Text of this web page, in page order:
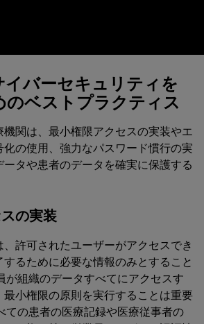
イバーセキュリティを
のベストプラクティス
関は、最小権限アクセスの実装やエ
化の使用、強力なパスワード慣行の実
タや患者のデータを確実に保護する
の実装
、許可されたユーザーがアクセスでき
るために必要な情報のみとすること
が組織のデータすべてにアクセスす
最小権限の原則を実行することは重要
ての患者の医療記録や医療従事者の